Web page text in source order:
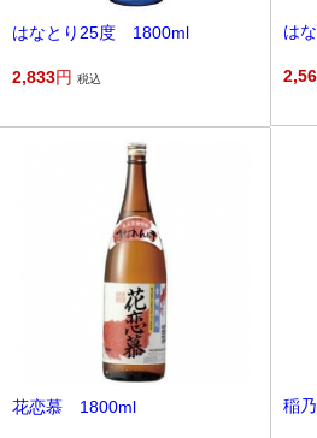
はなとり25度 1800ml
2,833円 税込
は
花恋慕 1800ml 稲